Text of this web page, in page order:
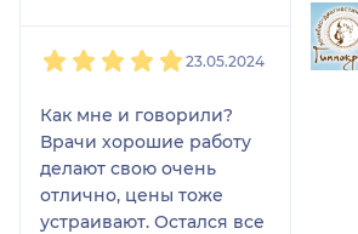
23.05.2024
Как мне и говорили?
Врачи хорошие работу
делают свою очень
отлично, цены тоже
устраивают. Остался все